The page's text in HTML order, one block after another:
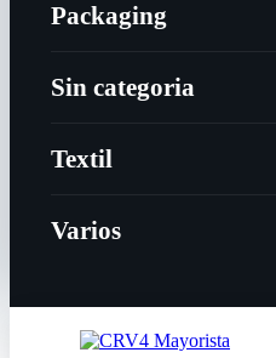
Packaging
Sin categoria
Textil
Varios